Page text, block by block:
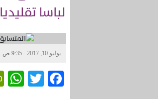
لباسا
يوليو 10, 2017 - 9:35 ص